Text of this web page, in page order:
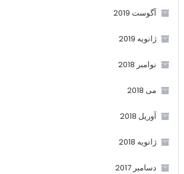
آگوست 2019
ژانویه 2019
نوامبر 2018
می 2018
آوریل 2018
ژانویه 2018
دسامبر 2017